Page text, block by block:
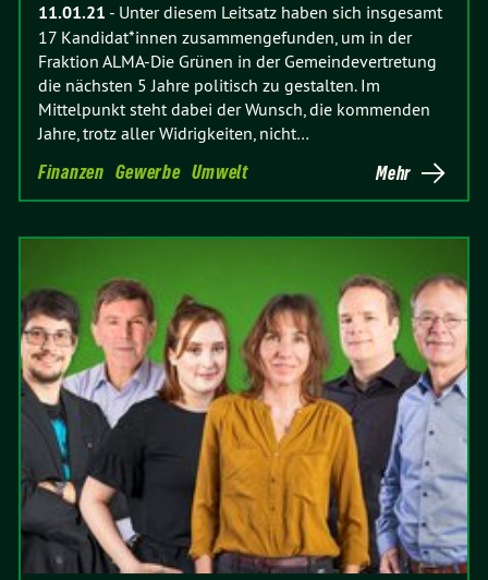
11.01.21 - Unter diesem Leitsatz haben sich insgesamt
17 Kandidat*innen zusammengefunden, um in der
Fraktion ALMA-Die Grünen in der Gemeindevertretung
die nächsten 5 Jahre politisch zu gestalten. Im
Mittelpunkt steht dabei der Wunsch, die kommenden
Jahre, trotz aller Widrigkeiten, nicht…
Finanzen Gewerbe Umwelt Mehr